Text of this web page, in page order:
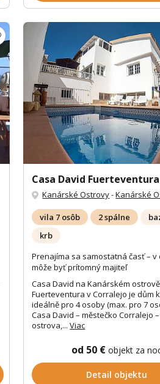
Casa David Fuerteventura
Kanárské Ostrovy-Kanárské
vila 7 osôb 2 spálne
krb
Prenajíma sa samostatná časť – v
môže byť prítomný majiteľ
Casa David na Kanárském ostrově
Fuerteventura v Corralejo je dům
ideálně pro 4 osoby (max. pro 7
Casa David – městečko Corralejo
ostrova,...Viac
od 50 € objekt za
Detail objektu